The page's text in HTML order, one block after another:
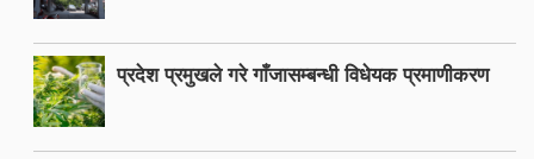
प्रदेश प्रमुखले गरे गाँजासम्बन्धी विधेयक प्रमाणीकरण